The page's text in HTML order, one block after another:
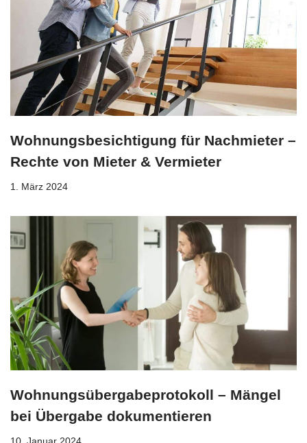
Wohnungsbesichtigung für Nachmieter –
Rechte von Mieter & Vermieter
1. März 2024
Wohnungsübergabeprotokoll – Mängel
bei Übergabe dokumentieren